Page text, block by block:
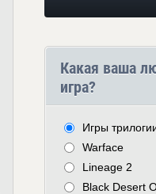
Какая ваша
игра?
Игры
Warface
Lineage 2
Black Desert